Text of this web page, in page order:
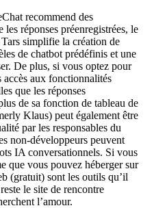
recommend des
réponses préenregistrées, le
simplifie la création de
de chatbot prédéfinis et une
De plus, si vous optez pour
accès aux fonctionnalités
que les réponses
de sa fonction de tableau de
Klaus) peut également être
par les responsables du
non-développeurs peuvent
IA conversationnels. Si vous
que vous pouvez héberger sur
(gratuit) sont les outils qu’il
le site de rencontre
l’amour.